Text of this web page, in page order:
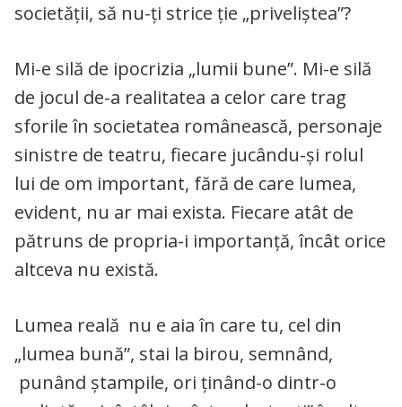
societății, să nu-ți strice ție „priveliștea”?
Mi-e silă de ipocrizia „lumii bune”. Mi-e silă
de jocul de-a realitatea a celor care trag
sforile în societatea românească, personaje
sinistre de teatru, fiecare jucându-și rolul
lui de om important, fără de care lumea,
evident, nu ar mai exista. Fiecare atât de
pătruns de propria-i importanță, încât orice
altceva nu există.
Lumea reală nu e aia în care tu, cel din
„lumea bună”, stai la birou, semnând,
punând ștampile, ori ținând-o dintr-o